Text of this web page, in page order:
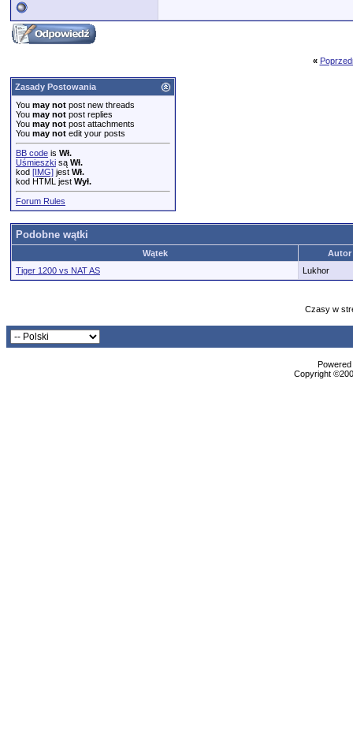
«
Zasady Postowania
You may not post new threads
You may not post replies
You may not post attachments
You may not edit your posts
BB code is Wł.
Uśmieszki są Wł.
kod [IMG] jest Wł.
kod HTML jest Wył.
Forum Rules
Podobne wątki
Wątek
Autor
Tiger 1200 vs NAT AS
Lukhor
Czasy w
Copyright